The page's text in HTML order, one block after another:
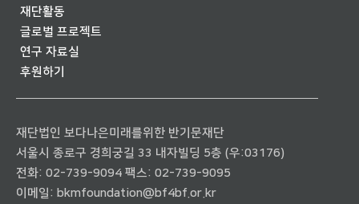
재단활동
글로벌 프로젝트
연구 자료실
후원하기
재단법인 보다나은미래를위한 반기문재단
서울시 종로구 경희궁길 33 내자빌딩 5층 (우:03176)
전화: 02-739-9094 팩스: 02-739-9095
이메일: bkmfoundation@bf4bf.or.kr